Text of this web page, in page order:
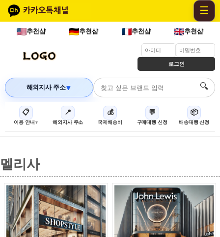
☰
추천샵 추천샵 추천샵 추천샵
로그인
해외지사 주소🔽 🔍
📋
이용 안내
📍
해외지사 주소
💰
국제배송비
💬
구매대행 신청
📦
배송대행 신청
멜리사